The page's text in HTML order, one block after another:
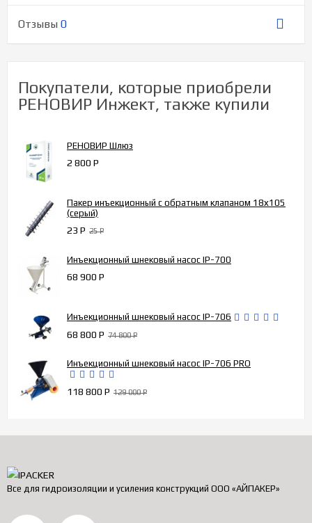
Отзывы 0
Покупатели, которые приобрели
РЕНОВИР Инжект, также купили
РЕНОВИР Шлюз
2 800 Р
Пакер инъекционный с обратным клапаном 18х105
(серый)
23 Р 25Р
Инъекционный шнековый насос IP-700
68 900 Р
Инъекционный шнековый насос IP-706
68 800 Р 74 800Р
Инъекционный шнековый насос IP-706 PRO
118 800 Р 129 000Р
Все для гидроизоляции и усиления конструкций ООО «АЙПАКЕР»